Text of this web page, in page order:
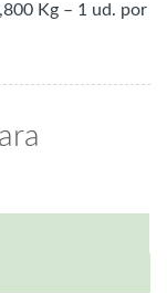
Kg – 1 ud. por